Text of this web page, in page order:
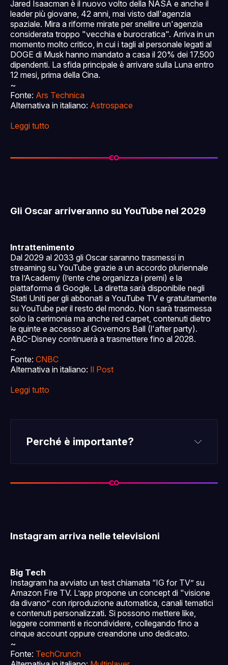
Jared Isaacman è il nuovo volto della NASA e anche il
leader più giovane, 42 anni, mai visto dall'agenzia
spaziale. Mira a riforme mirate per snellire un'agenzia
considerata troppo "vecchia e burocratica". Arriva in un
momento molto critico, in cui i tagli al personale legati al
DOGE di Musk hanno mandato a casa il 20% dei 17.500
dipendenti. La sfida principale è arrivare sulla Luna entro
12 mesi, prima della Cina.
~
Fonte: Ars Technica
Alternativa in italiano: Astrospace
Leggi tutto
Gli Oscar arriveranno su YouTube nel 2029
Intrattenimento
Dal 2029 al 2033 gli Oscar saranno trasmessi in
streaming su YouTube grazie a un accordo pluriennale
tra l’Academy (l’ente che organizza i premi) e la
piattaforma di Google. La diretta sarà disponibile negli
Stati Uniti per gli abbonati a YouTube TV e gratuitamente
su YouTube per il resto del mondo. Non sarà trasmessa
solo la cerimonia ma anche red carpet, contenuti dietro
le quinte e accesso al Governors Ball (l'after party).
ABC-Disney continuerà a trasmettere fino al 2028.
~
Fonte: CNBC
Alternativa in italiano: Il Post
Leggi tutto
Perché è importante?
Instagram arriva nelle televisioni
Big Tech
Instagram ha avviato un test chiamata “IG for TV” su
Amazon Fire TV. L’app propone un concept di "visione
da divano” con riproduzione automatica, canali tematici
e contenuti personalizzati. Si possono mettere like,
leggere commenti e ricondividere, collegando fino a
cinque account oppure creandone uno dedicato.
~
Fonte: TechCrunch